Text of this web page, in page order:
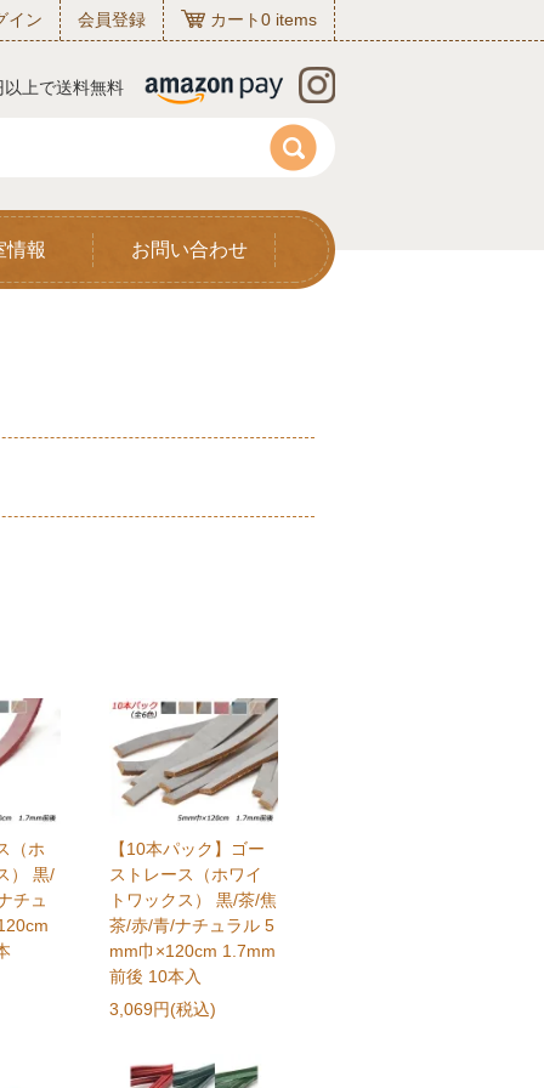
イン 会員登録 カート0 items
上で送料無料
情報 お問い合わせ
（ホ
） 黒/
チュ
【10本パック】ゴー
ストレース（ホワイ
トワックス） 黒/茶/焦
茶/赤/青/ナチュラル 5
mm巾×120cm 1.7mm
前後 10本入
3,069円(税込)